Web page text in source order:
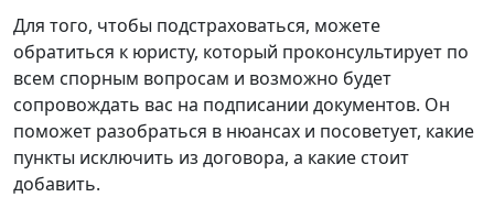
Для того, чтобы подстраховаться, можете
обратиться к юристу, который проконсультирует по
всем спорным вопросам и возможно будет
сопровождать вас на подписании документов. Он
поможет разобраться в нюансах и посоветует, какие
пункты исключить из договора, а какие стоит
добавить.